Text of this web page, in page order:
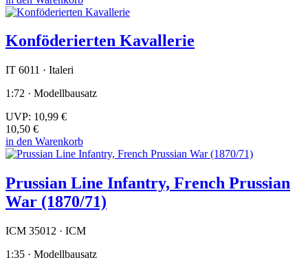
Konföderierten Kavallerie
IT 6011 · Italeri
1:72 · Modellbausatz
UVP: 10,99 €
10,50 €
in den Warenkorb
Prussian Line Infantry, French Prussian
War (1870/71)
ICM 35012 · ICM
1:35 · Modellbausatz